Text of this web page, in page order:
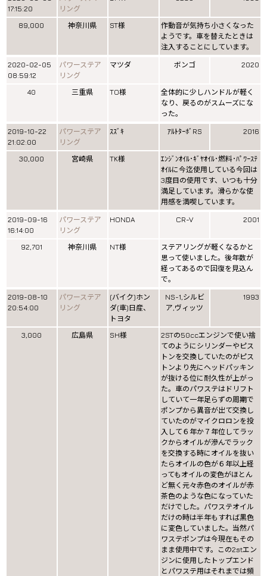
17:15:20
リング
89,000 神奈川県 ST様
作動音が気持ち小さくなった
ようです。車を替えたときは
注入することにしています。
2020-02-05
08:59:12
パワーステア
リング
マツダ ボンゴ 2020
40 三重県 TO様
全体的に少しハンドルが軽く
なり、戻るのがスムーズにな
った。
2019-10-22
21:02:00
パワーステア
リング
ｽｽﾞｷ ｱﾙﾄﾀｰﾎﾞRS 2016
30,000 宮崎県 TK様
ｴﾝｼﾞﾝｵｲﾙ･ｷﾞﾔｵｲﾙ･燃料･ﾊﾟﾜｰｽﾃ
ｵｲﾙに今迄使用している今回は
3度目の使用です、いつも十分
満足しています。滑らかな使
用感を満喫しています。
2019-09-16
16:14:00
パワーステア
リング
HONDA CR-V 2001
92,701 神奈川県 NT様
ステアリングが軽くなるかと
思って使いました。後年数が
経ってあるので回復を見込ん
で。
2019-08-10
20:54:00
パワーステア
リング
(バイク)ホン
ダ(車)日産、
トヨタ
NS-1,シルビ
ア,ヴィッツ
1993
3,000 広島県 SH様
2STの50ccエンジンで使い捨
てのようにシリンダーやピス
トンを交換していたのがピス
トンより先にヘッドパッキン
が抜ける位に耐久性が上がっ
た。車のパワステはドリフト
していて一年足らずの周期で
ポンプから異音が出て交換し
ていたのがマイクロロンを投
入して６年か７年位してラッ
クからオイルが滲んでラック
を交換する時にオイルを抜い
たらオイルの色が６年以上経
ってもオイルの変色がほとん
ど無く元々赤色のオイルが赤
茶色のような色になっていた
だけでした。パワステオイル
だけの時は半年もすれば黒色
に変色していました。当然パ
ワステポンプは今現在もその
まま使用中です。この2stエン
ジンに使用したトップエンド
とパワステ用はそれまでは頻